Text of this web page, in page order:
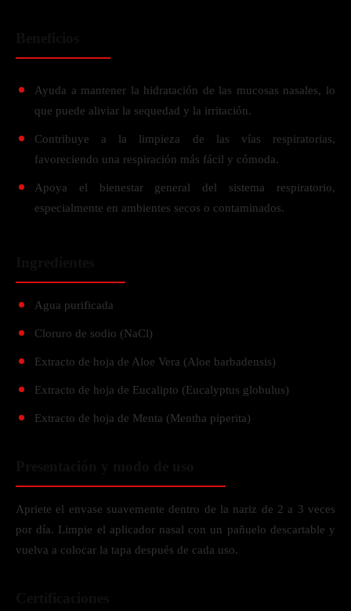
Ayuda a mantener la hidratación de las mucosas nasales, lo
que puede aliviar la sequedad y la irritación.
Contribuye a la limpieza de las vías respiratorias,
favoreciendo una respiración más fácil y cómoda.
Apoya el bienestar general del sistema respiratorio,
especialmente en ambientes secos o contaminados.
Agua purificada
Cloruro de sodio (NaCl)
Extracto de hoja de Aloe Vera (Aloe barbadensis)
Extracto de hoja de Eucalipto (Eucalyptus globulus)
Extracto de hoja de Menta (Mentha piperita)
Apriete el envase suavemente dentro de la nariz de 2 a 3 veces
por día. Limpie el aplicador nasal con un pañuelo descartable y
vuelva a colocar la tapa después de cada uso.